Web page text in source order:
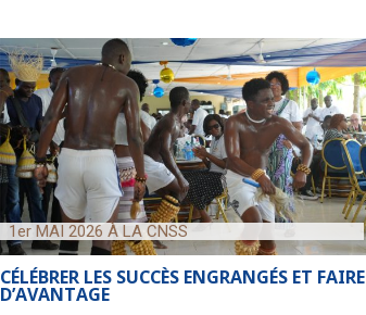
1er MAI 2026 À LA CNSS
CÉLÉBRER LES SUCCÈS ENGRANGÉS ET FAIRE
D’AVANTAGE